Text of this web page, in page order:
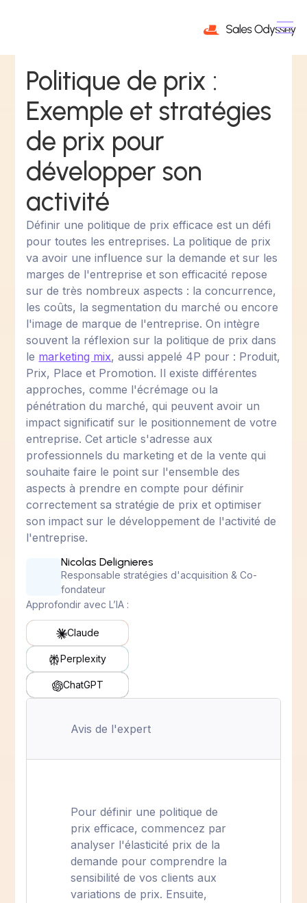
Politique de prix :
Exemple et stratégies
de prix pour
développer son
activité
Définir une politique de prix efficace est un défi
pour toutes les entreprises. La politique de prix
va avoir une influence sur la demande et sur les
marges de l'entreprise et son efficacité repose
sur de très nombreux aspects : la concurrence,
les coûts, la segmentation du marché ou encore
l'image de marque de l'entreprise. On intègre
souvent la réflexion sur la politique de prix dans
le marketing mix, aussi appelé 4P pour : Produit,
Prix, Place et Promotion. Il existe différentes
approches, comme l'écrémage ou la
pénétration du marché, qui peuvent avoir un
impact significatif sur le positionnement de votre
entreprise. Cet article s'adresse aux
professionnels du marketing et de la vente qui
souhaite faire le point sur l'ensemble des
aspects à prendre en compte pour définir
correctement sa stratégie de prix et optimiser
son impact sur le développement de l'activité de
l'entreprise.
Nicolas Delignieres
Responsable stratégies d'acquisition & Co-
fondateur
Approfondir avec L’IA :
Claude
Perplexity
ChatGPT
Avis de l'expert
Pour définir une politique de
prix efficace, commencez par
analyser l'élasticité prix de la
demande pour comprendre la
sensibilité de vos clients aux
variations de prix. Ensuite,